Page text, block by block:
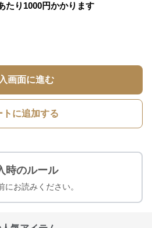
たり 1000円かかります
画面に進む
トに追加する
時のルール
にお読みください。